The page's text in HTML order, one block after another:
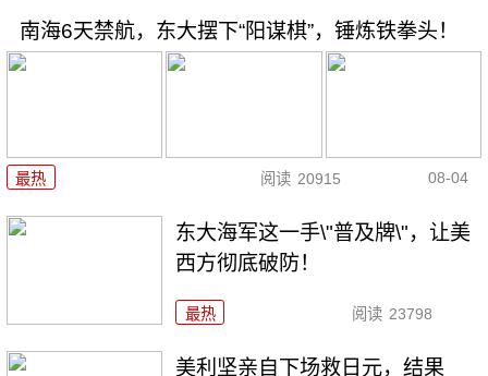
南海6天禁航，东大摆下“阳谋棋”，锤炼铁拳头！
最热 阅读 20915 08-04
东大海军这一手\"普及牌\"，让美
西方彻底破防！
最热 阅读 23798
美利坚亲自下场救日元，结果